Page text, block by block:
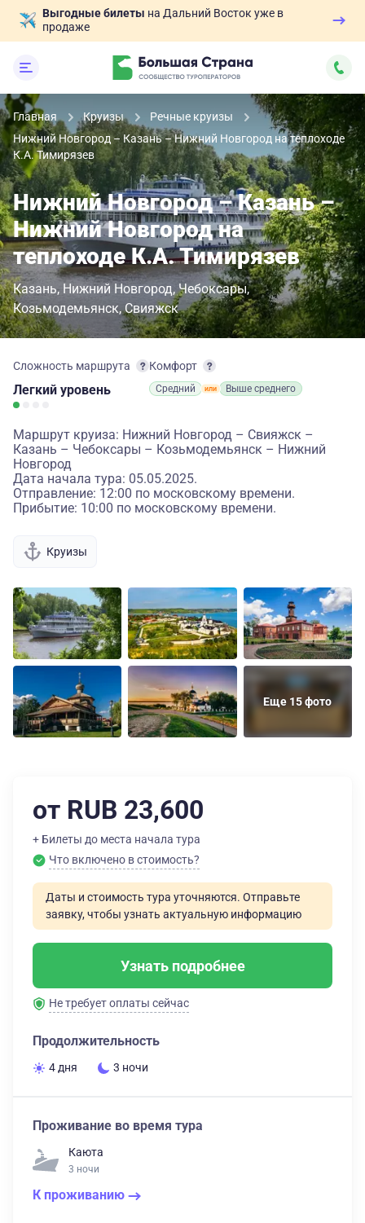
Выгодные билеты на Дальний Восток уже в
продаже
Главная Круизы
Речные круизы
Нижний Новгород – Казань – Нижний Новгород на теплоходе
К.А. Тимирязев
Нижний Новгород – Казань –
Нижний Новгород на
теплоходе К.А. Тимирязев
Казань Нижний Новгород Чебоксары
Козьмодемьянск Свияжск
Сложность маршрута
Легкий уровень
Комфорт
Средний Выше среднего
Маршрут круиза: Нижний Новгород – Свияжск –
Казань – Чебоксары – Козьмодемьянск – Нижний
Новгород
Дата начала тура: 05.05.2025.
Отправление: 12:00 по московскому времени.
Прибытие: 10:00 по московскому времени.
Круизы
Еще 15 фото
от RUB 23,600
+ Билеты до места начала тура
Что включено в стоимость?
Даты и стоимость тура уточняются. Отправьте
заявку, чтобы узнать актуальную информацию
Узнать подробнее
Не требует оплаты сейчас
Продолжительность
4 дня 3 ночи
Проживание во время тура
Каюта
3 ночи
К проживанию